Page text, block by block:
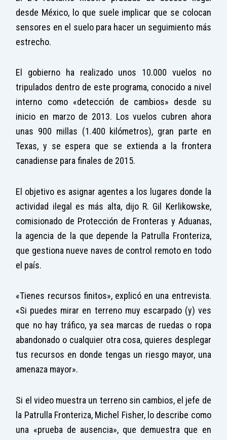
desde México, lo que suele implicar que se colocan
sensores en el suelo para hacer un seguimiento más
estrecho.
El gobierno ha realizado unos 10.000 vuelos no
tripulados dentro de este programa, conocido a nivel
interno como «detección de cambios» desde su
inicio en marzo de 2013. Los vuelos cubren ahora
unas 900 millas (1.400 kilómetros), gran parte en
Texas, y se espera que se extienda a la frontera
canadiense para finales de 2015.
El objetivo es asignar agentes a los lugares donde la
actividad ilegal es más alta, dijo R. Gil Kerlikowske,
comisionado de Protección de Fronteras y Aduanas,
la agencia de la que depende la Patrulla Fronteriza,
que gestiona nueve naves de control remoto en todo
el país.
«Tienes recursos finitos», explicó en una entrevista.
«Si puedes mirar en terreno muy escarpado (y) ves
que no hay tráfico, ya sea marcas de ruedas o ropa
abandonado o cualquier otra cosa, quieres desplegar
tus recursos en donde tengas un riesgo mayor, una
amenaza mayor».
Si el video muestra un terreno sin cambios, el jefe de
la Patrulla Fronteriza, Michel Fisher, lo describe como
una «prueba de ausencia», que demuestra que en